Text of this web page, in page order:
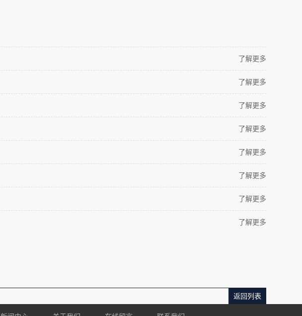
了解更多
了解更多
了解更多
了解更多
了解更多
了解更多
了解更多
了解更多
返回列表